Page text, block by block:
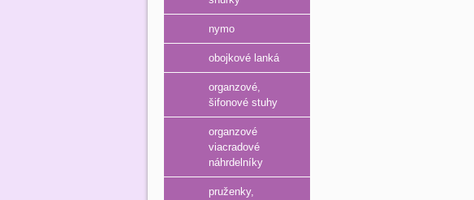
nymo
obojkové lanká
organzové,
šifonové stuhy
organzové
viacradové
náhrdelníky
pruženky,